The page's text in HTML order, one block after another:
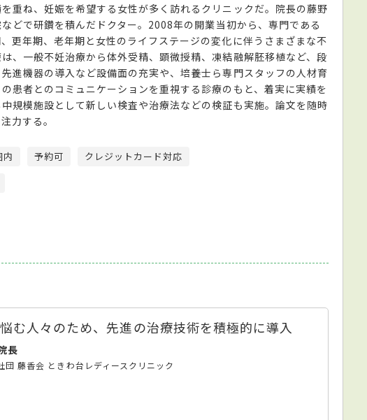
重ね、妊娠を希望する女性が多く訪れるクリニックだ。院長の藤野
どで研鑽を積んだドクター。2008年の開業当初から、専門である
更年期、老年期と女性のライフステージの変化に伴うさまざまな不
、一般不妊治療から体外受精、顕微授精、凍結融解胚移植など、段
進機器の導入など設備面の充実や、培養士ら専門スタッフの人材育
患者とのコミュニケーションを重視する診療のもと、着実に実績を
規模施設として新しい検査や治療法などの検証も実施。論文を随時
力する。
内 予約可
クレジットカード対応
む人々のため、先進の治療技術を積極的に導入
長
団 藤香会 ときわ台レディースクリニック